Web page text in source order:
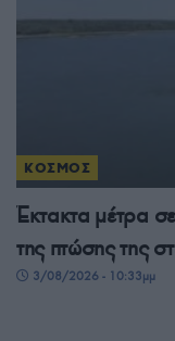
ΚΟΣΜΟΣ
Έκτακτα μέτρα
της πτώσης της
3/08/2026 - 10:33μμ